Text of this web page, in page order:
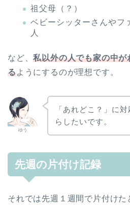
祖父母（？）
ベビーシッターさんやフ
人
など、私以外の人でも家の中
るようにするのが理想です。
ゆう
「あれどこ？」に
らしたいです。
先週の片付け記録
それでは先週１週間で片付けた